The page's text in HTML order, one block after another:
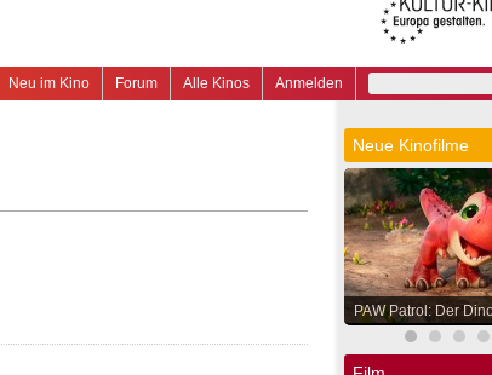
Anmelden
Alle Kinos
Forum
Neu im Kino
Neue Kinofilme
PAW Patrol: Der